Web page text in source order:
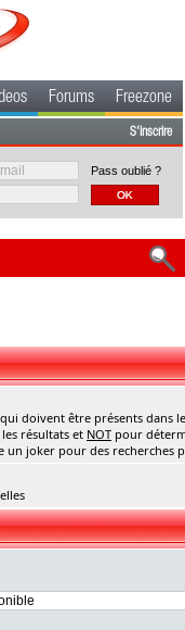
Forums Freezone
S'inscrire
Pass oublié ?
doivent être présents dans
résultats et NOT pour
un joker pour des recherches